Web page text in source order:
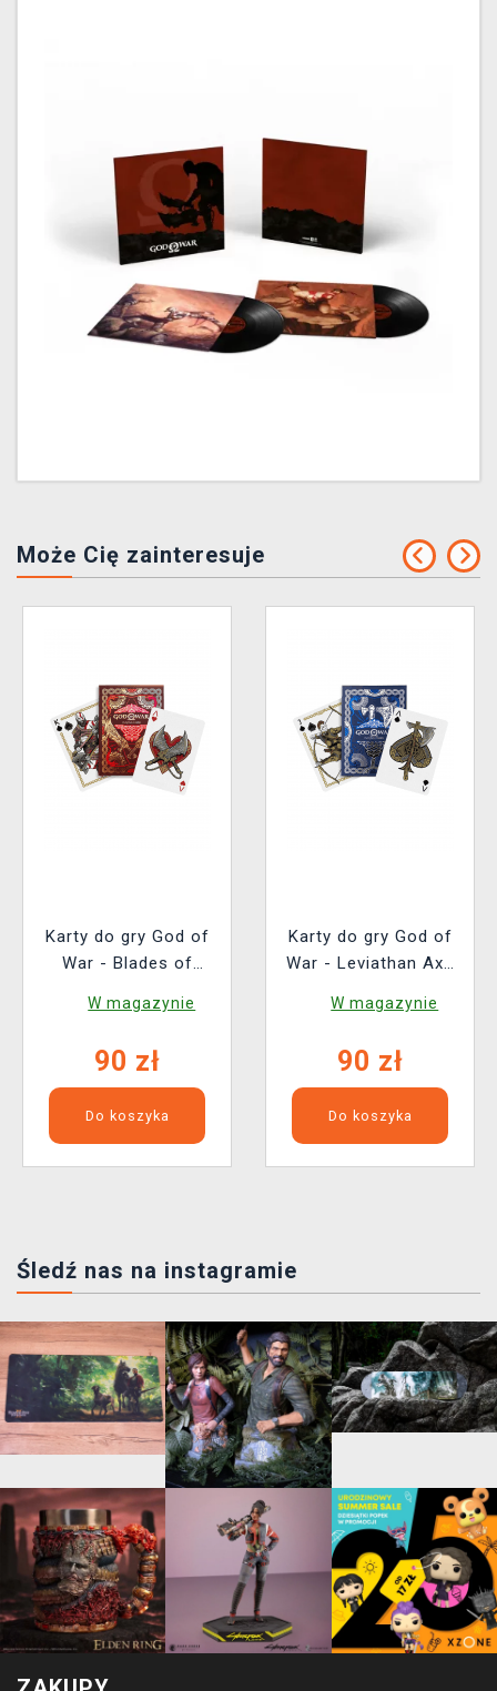
Może Cię zainteresuje
Karty do gry God of
War - Blades of
W magazynie
90 zł
Do koszyka
Karty do gry God of
War - Leviathan Axe
W magazynie
90 zł
Do koszyka
Śledź nas na instagramie